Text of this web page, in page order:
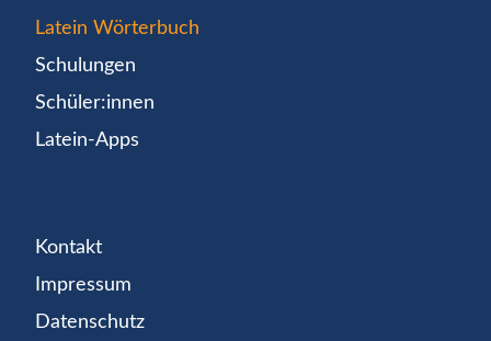
Latein Wörterbuch
Schulungen
Schüler:innen
Latein-Apps
Kontakt
Impressum
Datenschutz